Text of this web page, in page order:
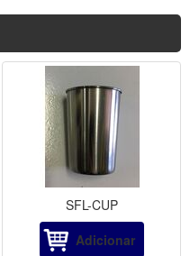
SFL-CUP
Adicionar